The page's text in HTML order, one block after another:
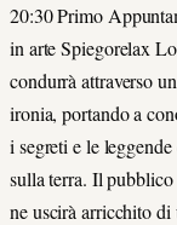
20:30 Primo
in arte Spiegorelax
condurrà attraverso
ironia, portando a
i segreti e le
sulla terra. Il pubblico
ne uscirà arricchito